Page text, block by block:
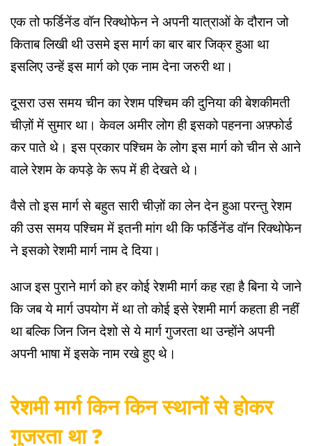
एक तो फर्डिनेंड वॉन रिक्थोफेन ने अपनी यात्राओं के दौरान जो
किताब लिखी थी उसमे इस मार्ग का बार बार जिक्र हुआ था
इसलिए उन्हें इस मार्ग को एक नाम देना जरुरी था।
दूसरा उस समय चीन का रेशम पश्चिम की दुनिया की बेशकीमती
चीज़ों में सुमार था। केवल अमीर लोग ही इसको पहनना अफ़्फोर्ड
कर पाते थे। इस प्रकार पश्चिम के लोग इस मार्ग को चीन से आने
वाले रेशम के कपड़े के रूप में ही देखते थे।
वैसे तो इस मार्ग से बहुत सारी चीज़ों का लेन देन हुआ परन्तु रेशम
की उस समय पश्चिम में इतनी मांग थी कि फर्डिनेंड वॉन रिक्थोफेन
ने इसको रेशमी मार्ग नाम दे दिया।
आज इस पुराने मार्ग को हर कोई रेशमी मार्ग कह रहा है बिना ये जाने
कि जब ये मार्ग उपयोग में था तो कोई इसे रेशमी मार्ग कहता ही नहीं
था बल्कि जिन जिन देशो से ये मार्ग गुजरता था उन्होंने अपनी
अपनी भाषा में इसके नाम रखे हुए थे।
रेशमी मार्ग किन किन स्थानों से होकर
गुजरता था ?